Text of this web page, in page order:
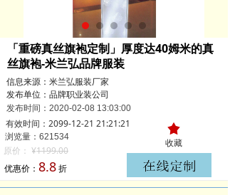
「重磅真丝旗袍定制」厚度达40姆米的真
丝旗袍-米兰弘品牌服装
优惠价： 8.8折
发布时间： 2020-02-08 13:03:00
浏览量：621534
原价： ¥1199.00
信息来源：米兰弘服装厂家
发布单位：品牌职业装公司
有效时间：2099-12-21 21:21:21 끄
收藏